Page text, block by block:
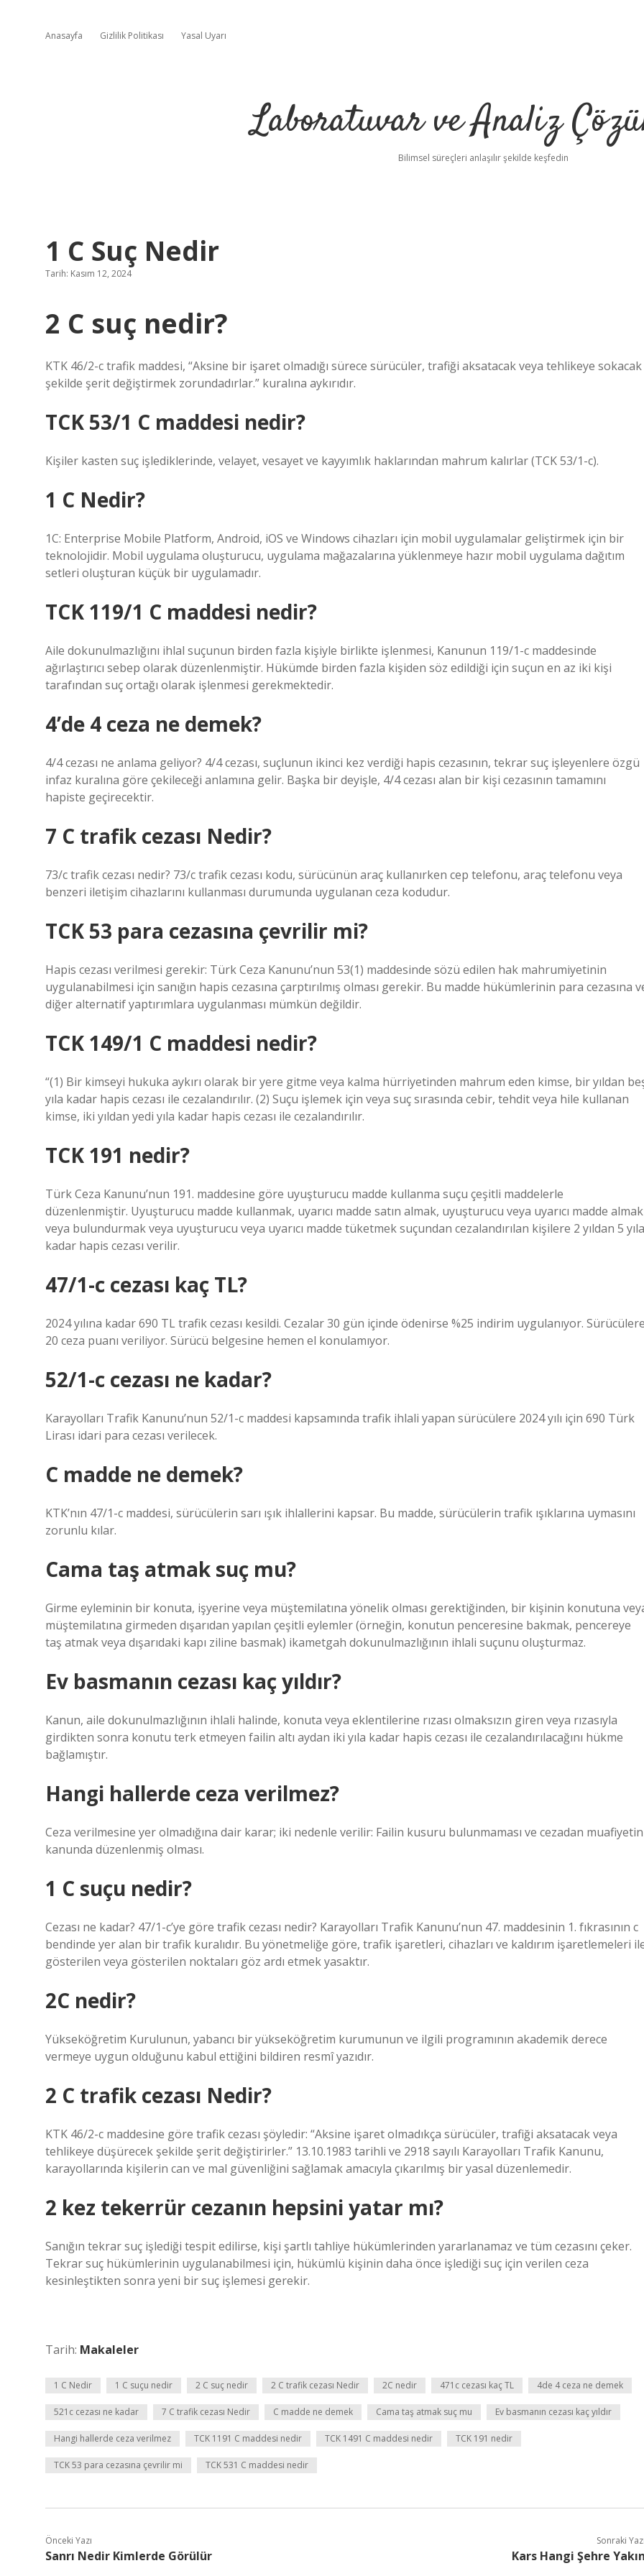
Anasayfa Gizlilik Politikası Yasal Uyarı
Laboratuvar ve Analiz
Bilimsel süreçleri anlaşılır şekilde keşfedin
1 C Suç Nedir
Tarih: Kasım 12, 2024
2 C suç nedir?
KTK 46/2-c trafik maddesi, “Aksine bir işaret olmadığı sürece sürücüler, trafiği aksatacak veya tehlikeye sokacak
şekilde şerit değiştirmek zorundadırlar.” kuralına aykırıdır.
TCK 53/1 C maddesi nedir?
Kişiler kasten suç işlediklerinde, velayet, vesayet ve kayyımlık haklarından mahrum kalırlar (TCK 53/1-c).
1 C Nedir?
1C: Enterprise Mobile Platform, Android, iOS ve Windows cihazları için mobil uygulamalar geliştirmek için bir
teknolojidir. Mobil uygulama oluşturucu, uygulama mağazalarına yüklenmeye hazır mobil uygulama dağıtım
setleri oluşturan küçük bir uygulamadır.
TCK 119/1 C maddesi nedir?
Aile dokunulmazlığını ihlal suçunun birden fazla kişiyle birlikte işlenmesi, Kanunun 119/1-c maddesinde
ağırlaştırıcı sebep olarak düzenlenmiştir. Hükümde birden fazla kişiden söz edildiği için suçun en az iki kişi
tarafından suç ortağı olarak işlenmesi gerekmektedir.
4’de 4 ceza ne demek?
4/4 cezası ne anlama geliyor? 4/4 cezası, suçlunun ikinci kez verdiği hapis cezasının, tekrar suç işleyenlere özgü
infaz kuralına göre çekileceği anlamına gelir. Başka bir deyişle, 4/4 cezası alan bir kişi cezasının tamamını
hapiste geçirecektir.
7 C trafik cezası Nedir?
73/c trafik cezası nedir? 73/c trafik cezası kodu, sürücünün araç kullanırken cep telefonu, araç telefonu veya
benzeri iletişim cihazlarını kullanması durumunda uygulanan ceza kodudur.
TCK 53 para cezasına çevrilir mi?
Hapis cezası verilmesi gerekir: Türk Ceza Kanunu’nun 53(1) maddesinde sözü edilen hak mahrumiyetinin
uygulanabilmesi için sanığın hapis cezasına çarptırılmış olması gerekir. Bu madde hükümlerinin para cezasına
diğer alternatif yaptırımlara uygulanması mümkün değildir.
TCK 149/1 C maddesi nedir?
“(1) Bir kimseyi hukuka aykırı olarak bir yere gitme veya kalma hürriyetinden mahrum eden kimse, bir yıldan
yıla kadar hapis cezası ile cezalandırılır. (2) Suçu işlemek için veya suç sırasında cebir, tehdit veya hile kullanan
kimse, iki yıldan yedi yıla kadar hapis cezası ile cezalandırılır.
TCK 191 nedir?
Türk Ceza Kanunu’nun 191. maddesine göre uyuşturucu madde kullanma suçu çeşitli maddelerle
düzenlenmiştir. Uyuşturucu madde kullanmak, uyarıcı madde satın almak, uyuşturucu veya uyarıcı madde almak
veya bulundurmak veya uyuşturucu veya uyarıcı madde tüketmek suçundan cezalandırılan kişilere 2 yıldan 5 yıla
kadar hapis cezası verilir.
47/1-c cezası kaç TL?
2024 yılına kadar 690 TL trafik cezası kesildi. Cezalar 30 gün içinde ödenirse %25 indirim uygulanıyor.
20 ceza puanı veriliyor. Sürücü belgesine hemen el konulamıyor.
52/1-c cezası ne kadar?
Karayolları Trafik Kanunu’nun 52/1-c maddesi kapsamında trafik ihlali yapan sürücülere 2024 yılı için 690 Türk
Lirası idari para cezası verilecek.
C madde ne demek?
KTK’nın 47/1-c maddesi, sürücülerin sarı ışık ihlallerini kapsar. Bu madde, sürücülerin trafik ışıklarına uymasını
zorunlu kılar.
Cama taş atmak suç mu?
Girme eyleminin bir konuta, işyerine veya müştemilatına yönelik olması gerektiğinden, bir kişinin konutuna
müştemilatına girmeden dışarıdan yapılan çeşitli eylemler (örneğin, konutun penceresine bakmak, pencereye
taş atmak veya dışarıdaki kapı ziline basmak) ikametgah dokunulmazlığının ihlali suçunu oluşturmaz.
Ev basmanın cezası kaç yıldır?
Kanun, aile dokunulmazlığının ihlali halinde, konuta veya eklentilerine rızası olmaksızın giren veya rızasıyla
girdikten sonra konutu terk etmeyen failin altı aydan iki yıla kadar hapis cezası ile cezalandırılacağını hükme
bağlamıştır.
Hangi hallerde ceza verilmez?
Ceza verilmesine yer olmadığına dair karar; iki nedenle verilir: Failin kusuru bulunmaması ve cezadan muafiyetin
kanunda düzenlenmiş olması.
1 C suçu nedir?
Cezası ne kadar? 47/1-c’ye göre trafik cezası nedir? Karayolları Trafik Kanunu’nun 47. maddesinin 1. fıkrasının c
bendinde yer alan bir trafik kuralıdır. Bu yönetmeliğe göre, trafik işaretleri, cihazları ve kaldırım işaretlemeleri
gösterilen veya gösterilen noktaları göz ardı etmek yasaktır.
2C nedir?
Yükseköğretim Kurulunun, yabancı bir yükseköğretim kurumunun ve ilgili programının akademik derece
vermeye uygun olduğunu kabul ettiğini bildiren resmî yazıdır.
2 C trafik cezası Nedir?
KTK 46/2-c maddesine göre trafik cezası şöyledir: “Aksine işaret olmadıkça sürücüler, trafiği aksatacak veya
tehlikeye düşürecek şekilde şerit değiştirirler.” 13.10.1983 tarihli ve 2918 sayılı Karayolları Trafik Kanunu,
karayollarında kişilerin can ve mal güvenliğini sağlamak amacıyla çıkarılmış bir yasal düzenlemedir.
2 kez tekerrür cezanın hepsini yatar mı?
Sanığın tekrar suç işlediği tespit edilirse, kişi şartlı tahliye hükümlerinden yararlanamaz ve tüm cezasını çeker.
Tekrar suç hükümlerinin uygulanabilmesi için, hükümlü kişinin daha önce işlediği suç için verilen ceza
kesinleştikten sonra yeni bir suç işlemesi gerekir.
Tarih: Makaleler
1 C Nedir 1 C suçu nedir 2 C suç nedir 2 C trafik cezası Nedir 2C nedir 471c cezası kaç TL 4de 4 ceza ne demek
521c cezası ne kadar 7 C trafik cezası Nedir C madde ne demek Cama taş atmak suç mu Ev basmanın cezası kaç yıldır
Hangi hallerde ceza verilmez TCK 1191 C maddesi nedir TCK 1491 C maddesi nedir TCK 191 nedir
TCK 53 para cezasına çevrilir mi TCK 531 C maddesi nedir
Önceki Yazı
Sanrı Nedir Kimlerde Görülür
Sonraki
Kars Hangi Şehre